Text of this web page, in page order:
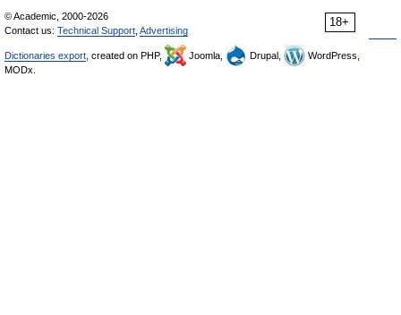
18+
© Academic, 2000-2026
Contact us: Technical Support Advertising
Dictionaries export , created on PHP, Joomla, Drupal,
WordPress,
MODx.